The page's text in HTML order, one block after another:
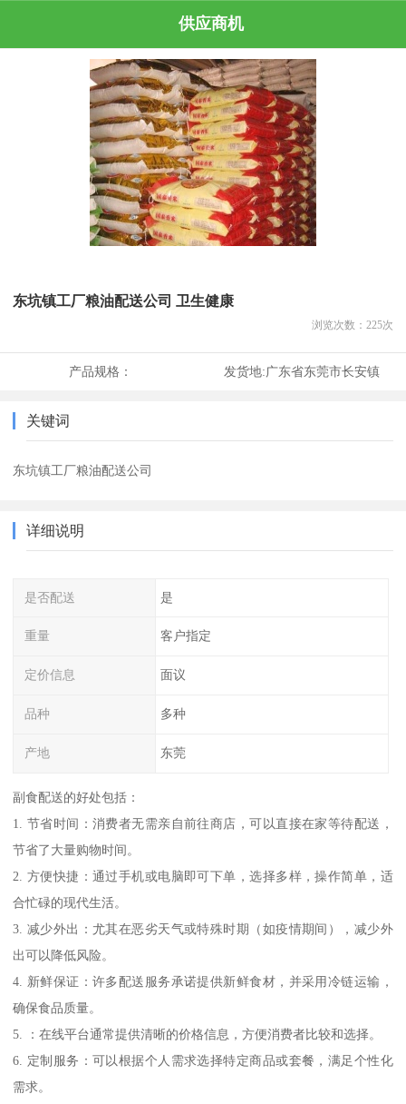
供应商机
东坑镇工厂粮油配送公司 卫生健康
浏览次数： 225次
产品规格： 发货地:广东省东莞市长安镇
关键词
东坑镇工厂粮油配送公司
详细说明
是否配送 是
重量 客户指定
定价信息 面议
品种 多种
产地 东莞
副食配送的好处包括：
1. 节省时间：消费者无需亲自前往商店，可以直接在家等待配送，
节省了大量购物时间。
2. 方便快捷：通过手机或电脑即可下单，选择多样，操作简单，适
合忙碌的现代生活。
3. 减少外出：尤其在恶劣天气或特殊时期（如疫情期间），减少外
出可以降低风险。
4. 新鲜保证：许多配送服务承诺提供新鲜食材，并采用冷链运输，
确保食品质量。
5. ：在线平台通常提供清晰的价格信息，方便消费者比较和选择。
6. 定制服务：可以根据个人需求选择特定商品或套餐，满足个性化
需求。